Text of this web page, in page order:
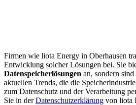
Firmen wie liota Energy in Oberhausen
Entwicklung solcher Lösungen bei. Sie
Datenspeicherlösungen an, sondern
aktuellen Trends, die die
zum Datenschutz und der Verarbeitung
Sie in derDatenschutzerklärung von liota